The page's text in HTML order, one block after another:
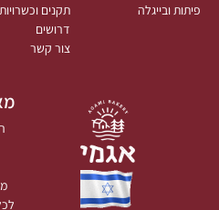
פיתות ובייגלה
תקנים וכשרויות
דרושים
צור קשר